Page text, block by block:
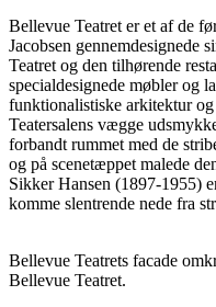
Bellevue Teatret er et af de
Jacobsen gennemdesignede
Teatret og den tilhørende
specialdesignede møbler og
funktionalistiske arkitektur og
Teatersalens vægge
forbandt rummet med de
og på scenetæppet malede
Sikker Hansen (1897-1955)
komme slentrende nede fra
Bellevue Teatrets facade
Bellevue Teatret.